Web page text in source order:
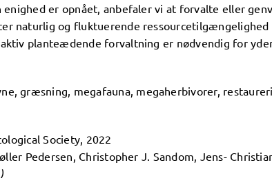
enighed er opnået, anbefaler vi at forvalte eller
naturlig og fluktuerende
planteædende forvaltning er nødvendig for
græsning, megafauna, megaherbivorer,
Society, 2022
Pedersen, Christopher J. Sandom, Jens-